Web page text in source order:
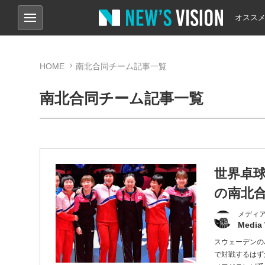
オスス
HOME 南北合同チーム記事一覧
南北合同チーム記事一覧
世界卓
の南北
メディ
Media
スウェーデン
で対戦するは